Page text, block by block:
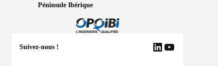
Péninsule Ibérique
Suivez-nous ! LinkedIn
YouTube